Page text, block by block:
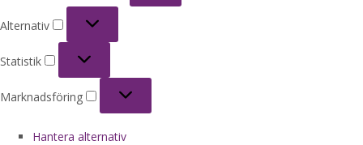
Alternativ
Statistik
Marknadsföring
Hantera alternativ